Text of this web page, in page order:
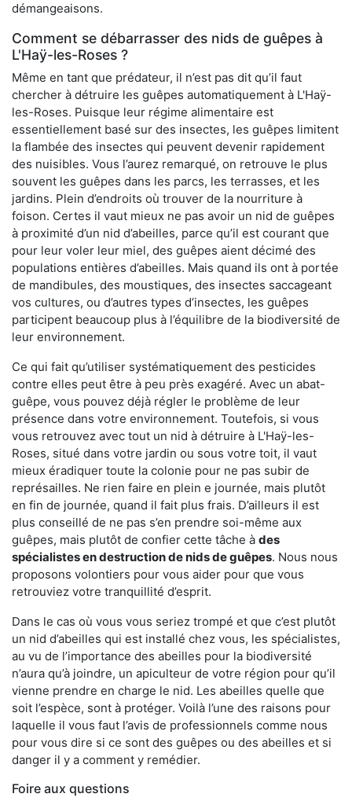
démangeaisons.
Comment se débarrasser des nids de guêpes à
L'Haÿ-les-Roses ?
Même en tant que prédateur, il n’est pas dit qu’il faut
chercher à détruire les guêpes automatiquement à L'Haÿ-
les-Roses. Puisque leur régime alimentaire est
essentiellement basé sur des insectes, les guêpes limitent
la flambée des insectes qui peuvent devenir rapidement
des nuisibles. Vous l’aurez remarqué, on retrouve le plus
souvent les guêpes dans les parcs, les terrasses, et les
jardins. Plein d’endroits où trouver de la nourriture à
foison. Certes il vaut mieux ne pas avoir un nid de guêpes
à proximité d’un nid d’abeilles, parce qu’il est courant que
pour leur voler leur miel, des guêpes aient décimé des
populations entières d’abeilles. Mais quand ils ont à portée
de mandibules, des moustiques, des insectes saccageant
vos cultures, ou d’autres types d’insectes, les guêpes
participent beaucoup plus à l’équilibre de la biodiversité de
leur environnement.
Ce qui fait qu’utiliser systématiquement des pesticides
contre elles peut être à peu près exagéré. Avec un abat-
guêpe, vous pouvez déjà régler le problème de leur
présence dans votre environnement. Toutefois, si vous
vous retrouvez avec tout un nid à détruire à L'Haÿ-les-
Roses, situé dans votre jardin ou sous votre toit, il vaut
mieux éradiquer toute la colonie pour ne pas subir de
représailles. Ne rien faire en plein e journée, mais plutôt
en fin de journée, quand il fait plus frais. D’ailleurs il est
plus conseillé de ne pas s’en prendre soi-même aux
guêpes, mais plutôt de confier cette tâche à des
spécialistes en destruction de nids de guêpes. Nous nous
proposons volontiers pour vous aider pour que vous
retrouviez votre tranquillité d’esprit.
Dans le cas où vous vous seriez trompé et que c’est plutôt
un nid d’abeilles qui est installé chez vous, les spécialistes,
au vu de l’importance des abeilles pour la biodiversité
n’aura qu’à joindre, un apiculteur de votre région pour qu’il
vienne prendre en charge le nid. Les abeilles quelle que
soit l’espèce, sont à protéger. Voilà l’une des raisons pour
laquelle il vous faut l’avis de professionnels comme nous
pour vous dire si ce sont des guêpes ou des abeilles et si
danger il y a comment y remédier.
Foire aux questions